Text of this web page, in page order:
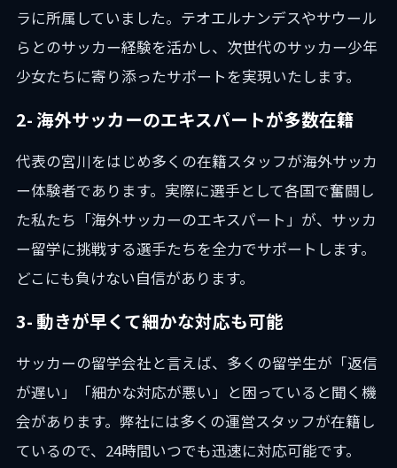
ラに所属していました。テオエルナンデスやサウール
らとのサッカー経験を活かし、次世代のサッカー少年
少女たちに寄り添ったサポートを実現いたします。
2- 海外サッカーのエキスパートが多数在籍
代表の宮川をはじめ多くの在籍スタッフが海外サッカ
ー体験者であります。実際に選手として各国で奮闘し
た私たち「海外サッカーのエキスパート」が、サッカ
ー留学に挑戦する選手たちを全力でサポートします。
どこにも負けない自信があります。
3- 動きが早くて細かな対応も可能
サッカーの留学会社と言えば、多くの留学生が「返信
が遅い」「細かな対応が悪い」と困っていると聞く機
会があります。弊社には多くの運営スタッフが在籍し
ているので、24時間いつでも迅速に対応可能です。